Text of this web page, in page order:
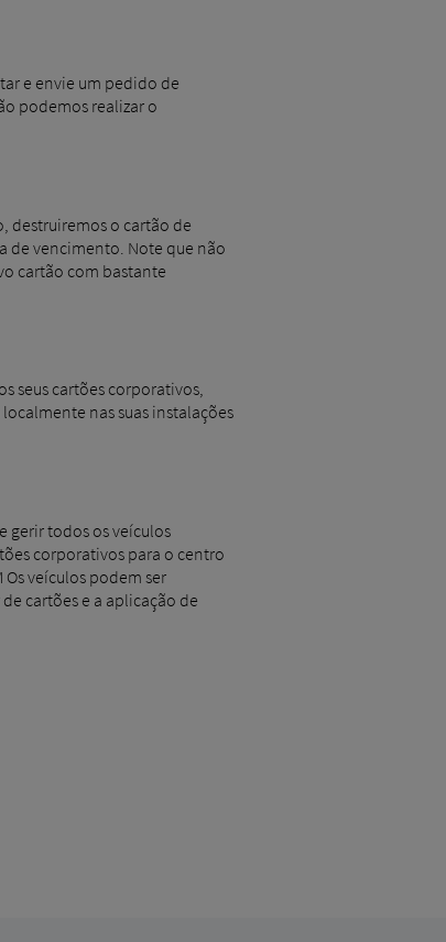
e envie um pedido de
podemos realizar o
destruiremos o cartão de
de vencimento. Note que não
cartão com bastante
seus cartões corporativos,
nas suas instalações
gerir todos os veículos
corporativos para o centro
veículos podem ser
cartões e a aplicação de